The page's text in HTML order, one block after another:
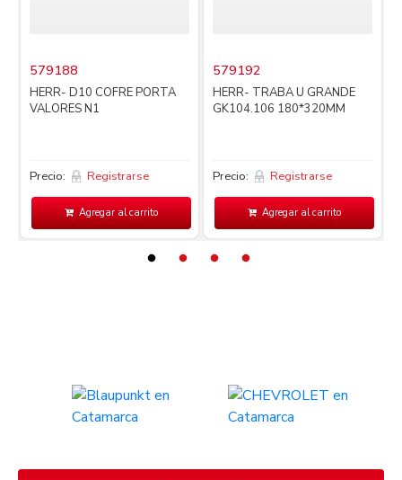
579188
HERR- D10 COFRE PORTA
VALORES N1
Precio: Registrarse
Agregar al carrito
579192
HERR- TRABA U GRANDE
GK104.106 180*320MM
Precio: Registrarse
Agregar al carrito